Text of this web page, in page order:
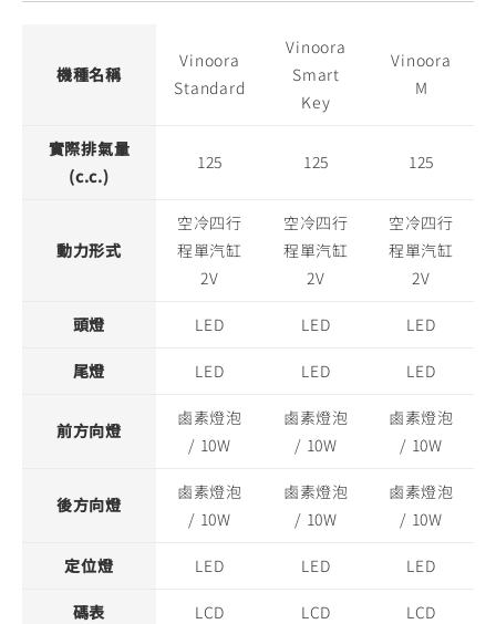
機種名稱
Vinoora
Standard
Vinoora
Smart
Key
Vinoora
M
實際排氣量
(c.c.)
125 125 125
動力形式
空冷四行
程單汽缸
2V
空冷四行
程單汽缸
2V
空冷四行
程單汽缸
2V
頭燈 LED LED LED
尾燈 LED LED LED
前方向燈
鹵素燈泡
/ 10W
鹵素燈泡
/ 10W
鹵素燈泡
/ 10W
後方向燈
鹵素燈泡
/ 10W
鹵素燈泡
/ 10W
鹵素燈泡
/ 10W
定位燈 LED LED LED
碼表 LCD LCD LCD